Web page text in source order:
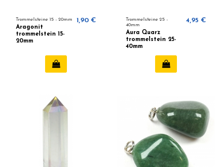
Trommelsteine ​​15 - 20mm
Aragonit
trommelstein 15-
20mm
1,90 €
Trommelsteine 25 -
40mm
Aura Quarz
trommelstein 25-
40mm
4,95 €